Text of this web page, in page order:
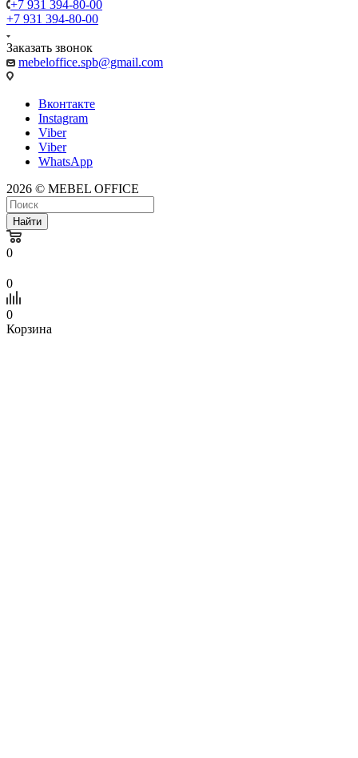
+7 931 394-80-00
+7 931 394-80-00
Заказать звонок
mebeloffice.spb@gmail.com
Вконтакте
Instagram
Viber
Viber
WhatsApp
2026 © MEBEL OFFICE
Найти
0
0
0
Корзина